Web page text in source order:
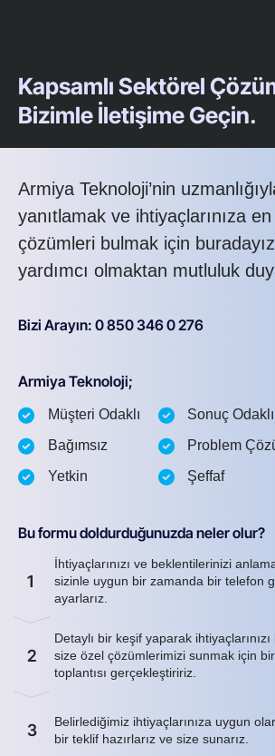
Kapsamlı Sektörel
Bizimle İletişime Geçin.
Armiya Teknoloji’nin
yanıtlamak ve ihtiyaçlarınıza
çözümleri bulmak için
yardımcı olmaktan mutluluk
Bizi Arayın: 0 850 346 0 276
Armiya Teknoloji;
Müşteri Odaklı
Bağımsız
Yetkin
Sonuç Odaklı
Problem
Şeffaf
Bu formu doldurduğunuzda neler olur?
1
İhtiyaçlarınızı ve beklentilerinizi
sizinle uygun bir zamanda bir telefon
ayarlarız.
2
Detaylı bir keşif yaparak
size özel çözümlerimizi sunmak için
toplantısı gerçekleştiririz.
3
Belirlediğimiz ihtiyaçlarınıza uygun
bir teklif hazırlarız ve size sunarız.